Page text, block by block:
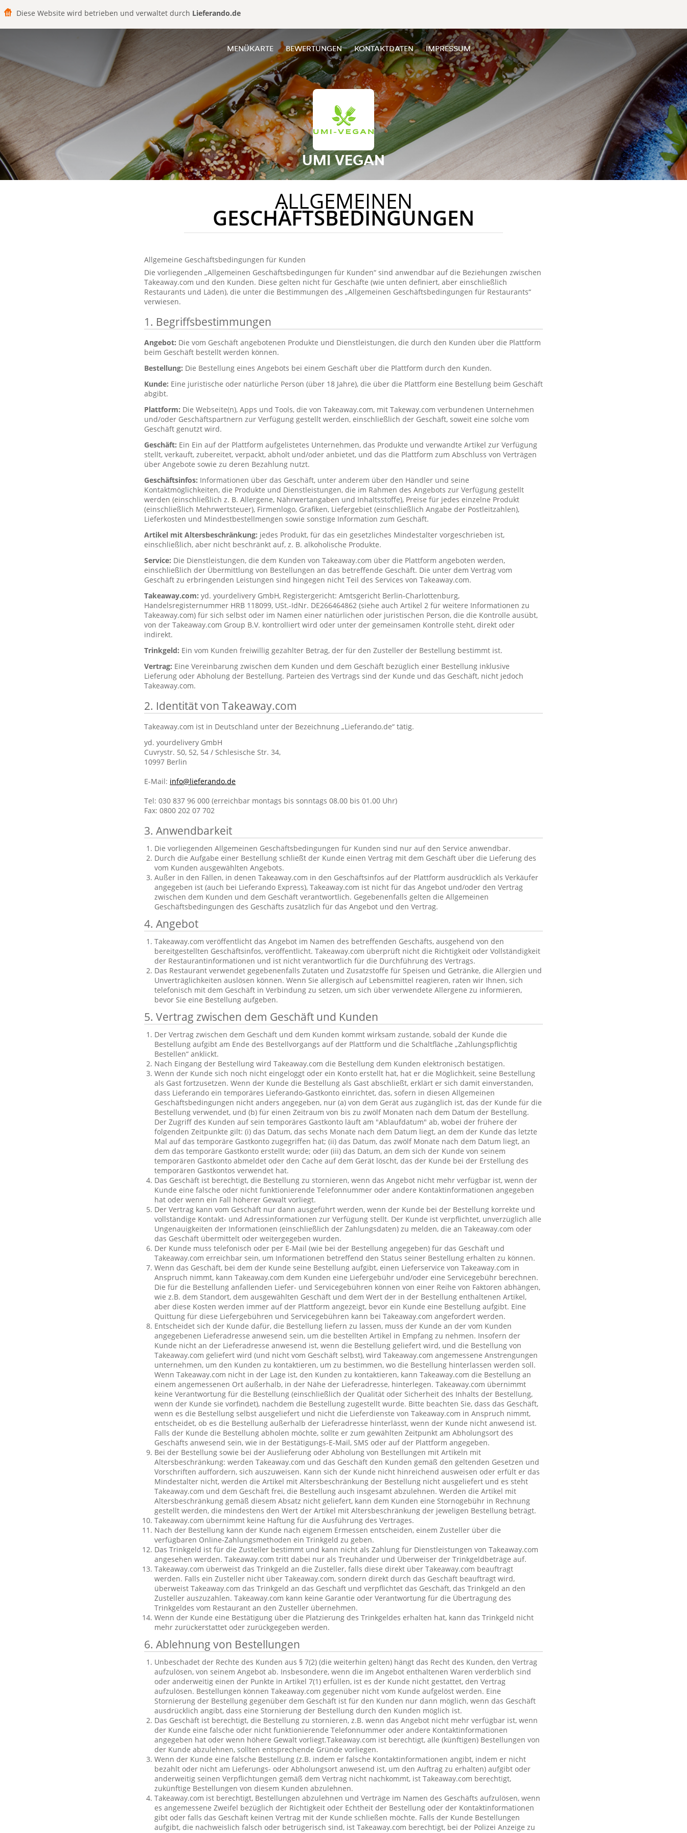
Diese Website wird betrieben und verwaltet durch Lieferando.de
MENÜKARTE BEWERTUNGEN KONTAKTDATEN IMPRESSUM
UMI VEGAN
ALLGEMEINEN
GESCHÄFTSBEDINGUNGEN
Allgemeine Geschäftsbedingungen für Kunden
Die vorliegenden „Allgemeinen Geschäftsbedingungen für Kunden“ sind anwendbar auf die Beziehungen zwischen
Takeaway.com und den Kunden. Diese gelten nicht für Geschäfte (wie unten definiert, aber einschließlich
Restaurants und Läden), die unter die Bestimmungen des „Allgemeinen Geschäftsbedingungen für Restaurants“
verwiesen.
1. Begriffsbestimmungen
Angebot: Die vom Geschäft angebotenen Produkte und Dienstleistungen, die durch den Kunden über die Plattform
beim Geschäft bestellt werden können.
Bestellung: Die Bestellung eines Angebots bei einem Geschäft über die Plattform durch den Kunden.
Kunde: Eine juristische oder natürliche Person (über 18 Jahre), die über die Plattform eine Bestellung beim Geschäft
abgibt.
Plattform: Die Webseite(n), Apps und Tools, die von Takeaway.com, mit Takeway.com verbundenen Unternehmen
und/oder Geschäftspartnern zur Verfügung gestellt werden, einschließlich der Geschäft, soweit eine solche vom
Geschäft genutzt wird.
Geschäft: Ein Ein auf der Plattform aufgelistetes Unternehmen, das Produkte und verwandte Artikel zur Verfügung
stellt, verkauft, zubereitet, verpackt, abholt und/oder anbietet, und das die Plattform zum Abschluss von Verträgen
über Angebote sowie zu deren Bezahlung nutzt.
Geschäftsinfos: Informationen über das Geschäft, unter anderem über den Händler und seine
Kontaktmöglichkeiten, die Produkte und Dienstleistungen, die im Rahmen des Angebots zur Verfügung gestellt
werden (einschließlich z. B. Allergene, Nährwertangaben und Inhaltsstoffe), Preise für jedes einzelne Produkt
(einschließlich Mehrwertsteuer), Firmenlogo, Grafiken, Liefergebiet (einschließlich Angabe der Postleitzahlen),
Lieferkosten und Mindestbestellmengen sowie sonstige Information zum Geschäft.
Artikel mit Altersbeschränkung: jedes Produkt, für das ein gesetzliches Mindestalter vorgeschrieben ist,
einschließlich, aber nicht beschränkt auf, z. B. alkoholische Produkte.
Service: Die Dienstleistungen, die dem Kunden von Takeaway.com über die Plattform angeboten werden,
einschließlich der Übermittlung von Bestellungen an das betreffende Geschäft. Die unter dem Vertrag vom
Geschäft zu erbringenden Leistungen sind hingegen nicht Teil des Services von Takeaway.com.
Takeaway.com: yd. yourdelivery GmbH, Registergericht: Amtsgericht Berlin-Charlottenburg,
Handelsregisternummer HRB 118099, USt.-IdNr. DE266464862 (siehe auch Artikel 2 für weitere Informationen zu
Takeaway.com) für sich selbst oder im Namen einer natürlichen oder juristischen Person, die die Kontrolle ausübt,
von der Takeaway.com Group B.V. kontrolliert wird oder unter der gemeinsamen Kontrolle steht, direkt oder
indirekt.
Trinkgeld: Ein vom Kunden freiwillig gezahlter Betrag, der für den Zusteller der Bestellung bestimmt ist.
Vertrag: Eine Vereinbarung zwischen dem Kunden und dem Geschäft bezüglich einer Bestellung inklusive
Lieferung oder Abholung der Bestellung. Parteien des Vertrags sind der Kunde und das Geschäft, nicht jedoch
Takeaway.com.
2. Identität von Takeaway.com
Takeaway.com ist in Deutschland unter der Bezeichnung „Lieferando.de“ tätig.
yd. yourdelivery GmbH
Cuvrystr. 50, 52, 54 / Schlesische Str. 34,
10997 Berlin
E-Mail: info@lieferando.de
Tel: 030 837 96 000 (erreichbar montags bis sonntags 08.00 bis 01.00 Uhr)
Fax: 0800 202 07 702
3. Anwendbarkeit
Die vorliegenden Allgemeinen Geschäftsbedingungen für Kunden sind nur auf den Service anwendbar.
Durch die Aufgabe einer Bestellung schließt der Kunde einen Vertrag mit dem Geschäft über die Lieferung des
vom Kunden ausgewählten Angebots.
Außer in den Fällen, in denen Takeaway.com in den Geschäftsinfos auf der Plattform ausdrücklich als Verkäufer
angegeben ist (auch bei Lieferando Express), Takeaway.com ist nicht für das Angebot und/oder den Vertrag
zwischen dem Kunden und dem Geschäft verantwortlich. Gegebenenfalls gelten die Allgemeinen
Geschäftsbedingungen des Geschäfts zusätzlich für das Angebot und den Vertrag.
4. Angebot
Takeaway.com veröffentlicht das Angebot im Namen des betreffenden Geschäfts, ausgehend von den
bereitgestellten Geschäftsinfos, veröffentlicht. Takeaway.com überprüft nicht die Richtigkeit oder Vollständigkeit
der Restaurantinformationen und ist nicht verantwortlich für die Durchführung des Vertrags.
Das Restaurant verwendet gegebenenfalls Zutaten und Zusatzstoffe für Speisen und Getränke, die Allergien und
Unverträglichkeiten auslösen können. Wenn Sie allergisch auf Lebensmittel reagieren, raten wir Ihnen, sich
telefonisch mit dem Geschäft in Verbindung zu setzen, um sich über verwendete Allergene zu informieren,
bevor Sie eine Bestellung aufgeben.
5. Vertrag zwischen dem Geschäft und Kunden
Der Vertrag zwischen dem Geschäft und dem Kunden kommt wirksam zustande, sobald der Kunde die
Bestellung aufgibt am Ende des Bestellvorgangs auf der Plattform und die Schaltfläche „Zahlungspflichtig
Bestellen“ anklickt.
Nach Eingang der Bestellung wird Takeaway.com die Bestellung dem Kunden elektronisch bestätigen.
Wenn der Kunde sich noch nicht eingeloggt oder ein Konto erstellt hat, hat er die Möglichkeit, seine Bestellung
als Gast fortzusetzen. Wenn der Kunde die Bestellung als Gast abschließt, erklärt er sich damit einverstanden,
dass Lieferando ein temporäres Lieferando-Gastkonto einrichtet, das, sofern in diesen Allgemeinen
Geschäftsbedingungen nicht anders angegeben, nur (a) von dem Gerät aus zugänglich ist, das der Kunde für die
Bestellung verwendet, und (b) für einen Zeitraum von bis zu zwölf Monaten nach dem Datum der Bestellung.
Der Zugriff des Kunden auf sein temporäres Gastkonto läuft am "Ablaufdatum" ab, wobei der frühere der
folgenden Zeitpunkte gilt: (i) das Datum, das sechs Monate nach dem Datum liegt, an dem der Kunde das letzte
Mal auf das temporäre Gastkonto zugegriffen hat; (ii) das Datum, das zwölf Monate nach dem Datum liegt, an
dem das temporäre Gastkonto erstellt wurde; oder (iii) das Datum, an dem sich der Kunde von seinem
temporären Gastkonto abmeldet oder den Cache auf dem Gerät löscht, das der Kunde bei der Erstellung des
temporären Gastkontos verwendet hat.
Das Geschäft ist berechtigt, die Bestellung zu stornieren, wenn das Angebot nicht mehr verfügbar ist, wenn der
Kunde eine falsche oder nicht funktionierende Telefonnummer oder andere Kontaktinformationen angegeben
hat oder wenn ein Fall höherer Gewalt vorliegt.
Der Vertrag kann vom Geschäft nur dann ausgeführt werden, wenn der Kunde bei der Bestellung korrekte und
vollständige Kontakt- und Adressinformationen zur Verfügung stellt. Der Kunde ist verpflichtet, unverzüglich alle
Ungenauigkeiten der Informationen (einschließlich der Zahlungsdaten) zu melden, die an Takeaway.com oder
das Geschäft übermittelt oder weitergegeben wurden.
Der Kunde muss telefonisch oder per E-Mail (wie bei der Bestellung angegeben) für das Geschäft und
Takeaway.com erreichbar sein, um Informationen betreffend den Status seiner Bestellung erhalten zu können.
Wenn das Geschäft, bei dem der Kunde seine Bestellung aufgibt, einen Lieferservice von Takeaway.com in
Anspruch nimmt, kann Takeaway.com dem Kunden eine Liefergebühr und/oder eine Servicegebühr berechnen.
Die für die Bestellung anfallenden Liefer- und Servicegebühren können von einer Reihe von Faktoren abhängen,
wie z.B. dem Standort, dem ausgewählten Geschäft und dem Wert der in der Bestellung enthaltenen Artikel,
aber diese Kosten werden immer auf der Plattform angezeigt, bevor ein Kunde eine Bestellung aufgibt. Eine
Quittung für diese Liefergebühren und Servicegebühren kann bei Takeaway.com angefordert werden.
Entscheidet sich der Kunde dafür, die Bestellung liefern zu lassen, muss der Kunde an der vom Kunden
angegebenen Lieferadresse anwesend sein, um die bestellten Artikel in Empfang zu nehmen. Insofern der
Kunde nicht an der Lieferadresse anwesend ist, wenn die Bestellung geliefert wird, und die Bestellung von
Takeaway.com geliefert wird (und nicht vom Geschäft selbst), wird Takeaway.com angemessene Anstrengungen
unternehmen, um den Kunden zu kontaktieren, um zu bestimmen, wo die Bestellung hinterlassen werden soll.
Wenn Takeaway.com nicht in der Lage ist, den Kunden zu kontaktieren, kann Takeaway.com die Bestellung an
einem angemessenen Ort außerhalb, in der Nähe der Lieferadresse, hinterlegen. Takeaway.com übernimmt
keine Verantwortung für die Bestellung (einschließlich der Qualität oder Sicherheit des Inhalts der Bestellung,
wenn der Kunde sie vorfindet), nachdem die Bestellung zugestellt wurde. Bitte beachten Sie, dass das Geschäft,
wenn es die Bestellung selbst ausgeliefert und nicht die Lieferdienste von Takeaway.com in Anspruch nimmt,
entscheidet, ob es die Bestellung außerhalb der Lieferadresse hinterlässt, wenn der Kunde nicht anwesend ist.
Falls der Kunde die Bestellung abholen möchte, sollte er zum gewählten Zeitpunkt am Abholungsort des
Geschäfts anwesend sein, wie in der Bestätigungs-E-Mail, SMS oder auf der Plattform angegeben.
Bei der Bestellung sowie bei der Auslieferung oder Abholung von Bestellungen mit Artikeln mit
Altersbeschränkung: werden Takeaway.com und das Geschäft den Kunden gemäß den geltenden Gesetzen und
Vorschriften auffordern, sich auszuweisen. Kann sich der Kunde nicht hinreichend ausweisen oder erfült er das
Mindestalter nicht, werden die Artikel mit Altersbeschränkung der Bestellung nicht ausgeliefert und es steht
Takeaway.com und dem Geschäft frei, die Bestellung auch insgesamt abzulehnen. Werden die Artikel mit
Altersbeschränkung gemäß diesem Absatz nicht geliefert, kann dem Kunden eine Stornogebühr in Rechnung
gestellt werden, die mindestens den Wert der Artikel mit Altersbeschränkung der jeweligen Bestellung beträgt.
Takeaway.com übernimmt keine Haftung für die Ausführung des Vertrages.
Nach der Bestellung kann der Kunde nach eigenem Ermessen entscheiden, einem Zusteller über die
verfügbaren Online-Zahlungsmethoden ein Trinkgeld zu geben.
Das Trinkgeld ist für die Zusteller bestimmt und kann nicht als Zahlung für Dienstleistungen von Takeaway.com
angesehen werden. Takeaway.com tritt dabei nur als Treuhänder und Überweiser der Trinkgeldbeträge auf.
Takeaway.com überweist das Trinkgeld an die Zusteller, falls diese direkt über Takeaway.com beauftragt
werden. Falls ein Zusteller nicht über Takeaway.com, sondern direkt durch das Geschäft beauftragt wird,
überweist Takeaway.com das Trinkgeld an das Geschäft und verpflichtet das Geschäft, das Trinkgeld an den
Zusteller auszuzahlen. Takeaway.com kann keine Garantie oder Verantwortung für die Übertragung des
Trinkgeldes vom Restaurant an den Zusteller übernehmen.
Wenn der Kunde eine Bestätigung über die Platzierung des Trinkgeldes erhalten hat, kann das Trinkgeld nicht
mehr zurückerstattet oder zurückgegeben werden.
6. Ablehnung von Bestellungen
Unbeschadet der Rechte des Kunden aus § 7(2) (die weiterhin gelten) hängt das Recht des Kunden, den Vertrag
aufzulösen, von seinem Angebot ab. Insbesondere, wenn die im Angebot enthaltenen Waren verderblich sind
oder anderweitig einen der Punkte in Artikel 7(1) erfüllen, ist es der Kunde nicht gestattet, den Vertrag
aufzulösen. Bestellungen können Takeaway.com gegenüber nicht vom Kunde aufgelöst werden. Eine
Stornierung der Bestellung gegenüber dem Geschäft ist für den Kunden nur dann möglich, wenn das Geschäft
ausdrücklich angibt, dass eine Stornierung der Bestellung durch den Kunden möglich ist.
Das Geschäft ist berechtigt, die Bestellung zu stornieren, z.B. wenn das Angebot nicht mehr verfügbar ist, wenn
der Kunde eine falsche oder nicht funktionierende Telefonnummer oder andere Kontaktinformationen
angegeben hat oder wenn höhere Gewalt vorliegt.Takeaway.com ist berechtigt, alle (künftigen) Bestellungen von
der Kunde abzulehnen, sollten entsprechende Gründe vorliegen.
Wenn der Kunde eine falsche Bestellung (z.B. indem er falsche Kontaktinformationen angibt, indem er nicht
bezahlt oder nicht am Lieferungs- oder Abholungsort anwesend ist, um den Auftrag zu erhalten) aufgibt oder
anderweitig seinen Verpflichtungen gemäß dem Vertrag nicht nachkommt, ist Takeaway.com berechtigt,
zukünftige Bestellungen von diesem Kunden abzulehnen.
Takeaway.com ist berechtigt, Bestellungen abzulehnen und Verträge im Namen des Geschäfts aufzulösen, wenn
es angemessene Zweifel bezüglich der Richtigkeit oder Echtheit der Bestellung oder der Kontaktinformationen
gibt oder falls das Geschäft keinen Vertrag mit der Kunde schließen möchte. Falls der Kunde Bestellungen
aufgibt, die nachweislich falsch oder betrügerisch sind, ist Takeaway.com berechtigt, bei der Polizei Anzeige zu